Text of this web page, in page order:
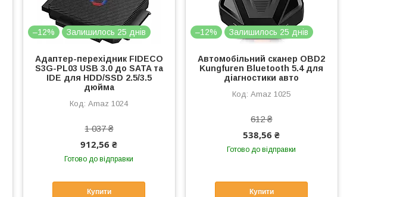
–12% Залишилось 25 днів
Адаптер-перехідник FIDECO
S3G-PL03 USB 3.0 до SATA та
IDE для HDD/SSD 2.5/3.5
дюйма
Amaz 1024
1 037 ₴
912,56 ₴
Готово до відправки
Купити
–12% Залишилось 25 днів
Автомобільний сканер OBD2
Kungfuren Bluetooth 5.4 для
діагностики авто
Amaz 1025
612 ₴
538,56 ₴
Готово до відправки
Купити